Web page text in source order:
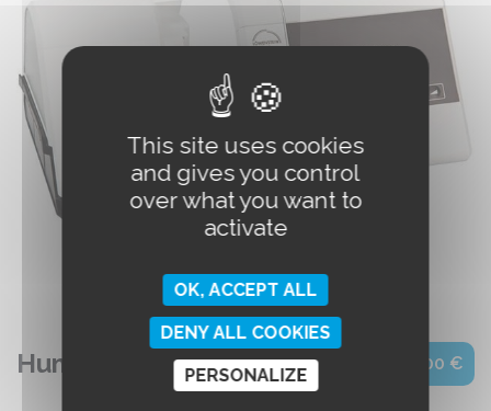
Humidificateur Prisma AQUA 110,00 €
This site uses cookies
and gives you control
over what you want to
activate
OK, ACCEPT ALL
DENY ALL COOKIES
PERSONALIZE